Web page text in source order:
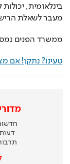
מעבר לשאלת
ממשרד הפנים
טעינו? נתקן! אם
חדשות
דעות
תרבות